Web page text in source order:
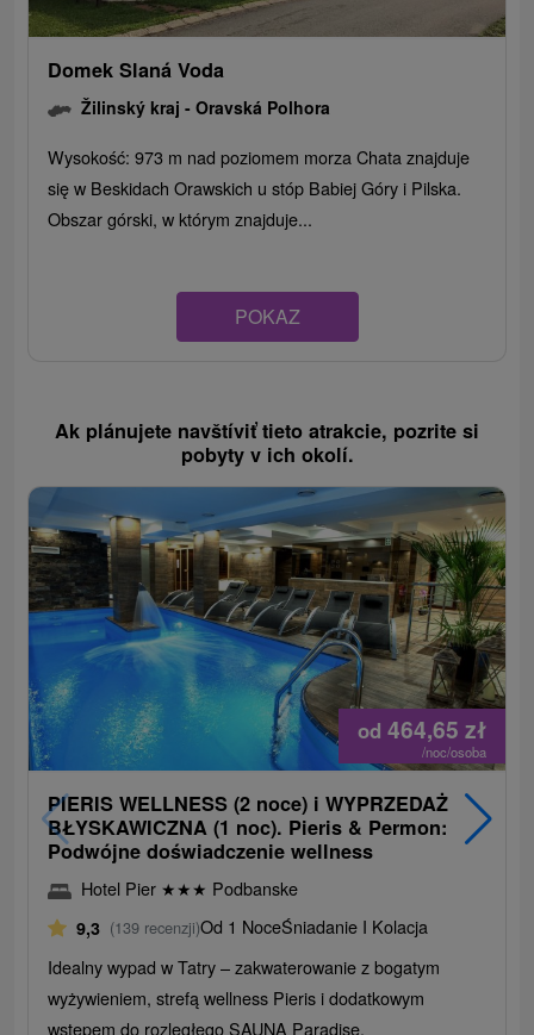
Domek Slaná Voda
Žilinský kraj -Oravská Polhora
Wysokość: 973 m nad poziomem morza Chata znajduje
się w Beskidach Orawskich u stóp Babiej Góry i Pilska.
Obszar górski, w którym znajduje...
POKAZ
Ak plánujete navštíviť tieto atrakcie, pozrite si
pobyty v ich okolí.
od 464,65zł
/noc/osoba
PIERIS WELLNESS (2 noce) i WYPRZEDAŻ
BŁYSKAWICZNA (1 noc). Pieris & Permon:
Podwójne doświadczenie wellness
Hotel Pier ★★★ Podbanske
9,3 (139 recenzji)Od 1 NoceŚniadanie I Kolacja
Idealny wypad w Tatry – zakwaterowanie z bogatym
wyżywieniem, strefą wellness Pieris i dodatkowym
wstępem do rozległego SAUNA Paradise.